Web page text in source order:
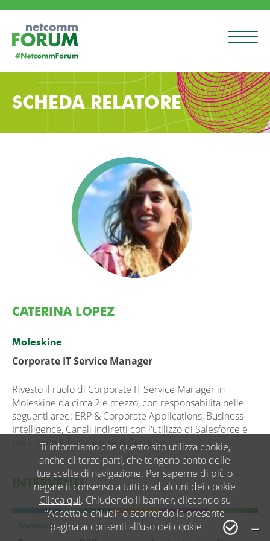
SCHEDA RELATORE
CATERINA LOPEZ
Moleskine
Corporate IT Service Manager
Rivesto il ruolo di Corporate IT Service Manager in
Moleskine da circa 2 e mezzo, con responsabilità nelle
seguenti aree: ERP & Corporate Applications, Business
Intelligence, Canali Indiretti con l'utilizzo di Salesforce e
per ultimo Infrastructure & Security.
INTERVENTI
Workshop
Ti informiamo che questo sito utilizza cookie,
anche di terze parti, che tengono conto delle
tue scelte di navigazione. Per saperne di più o
negare il consenso a tutti o ad alcuni dei cookie
Clicca qui. Chiudendo il banner, cliccando su
“Accetta e chiudi” o scorrendo la presente
pagina acconsenti all’uso dei cookie.